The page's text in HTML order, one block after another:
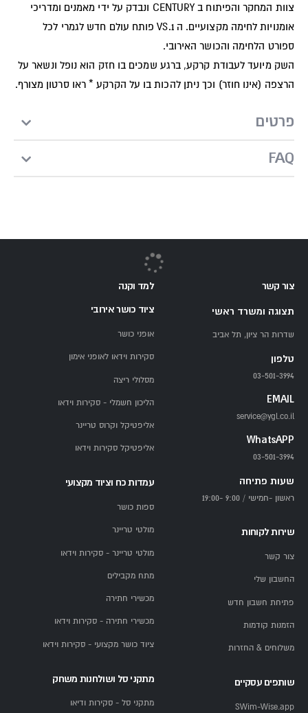
צוות המחקר והפיתוח ב CENTURY ונבדק על ידי מאמנים ומדריכי
אומנויות לחימה מקצועיים. ה VS.1 פותח עולם חדש לגמרי לכל
ספורט הלחימה והכושר האירובי.
השק מיועד לעבודת קרקע, ברגע שמכים בו חזק הוא נופל ונשאר על
הרצפה (אינו חוזר) וכך ניתן להכות בו על הקרקע * ראו סרטון מצורף.
פרטים
FAQ
צור קשר
תצוגה ומשרד ראשי
שדרות הר ציון, תל אביב
טלפון
03-501-3994
EMAIL
service@ygl.co.il
WhatsAPP
03-501-3994
שעות פתיחה
ראשון -חמישי / 9:00 -19:00
שירות לקוחות
צור קשר
החשבון שלי
פתיחת חשבון חדש
הזמנות קודמות
משלוחים & החזרות
שותפים עסקיים
SWim-Wise.app
למד וקנה
ציוד כושר אירובי
אופני כושר
סקירות וידאו לאופני אימון
מסלולי ריצה
הליכון חשמלי - סקירות וידאו
אליפטיקל וקרוס טריינר
אליפטיקל סקירות וידאו
עמדות כח וציוד מקצועי
ספות כושר
מולטי טריינר
מולטי טריינר - סקירות וידאו
מתח מקבילים
מכשירי חתירה
מכשירי חתירה - סקירות וידאו
ציוד כושר מקצועי - סקירות וידאו
מתקני סל ושולחנות משחק
מתקני סל - סקירות ודיאו